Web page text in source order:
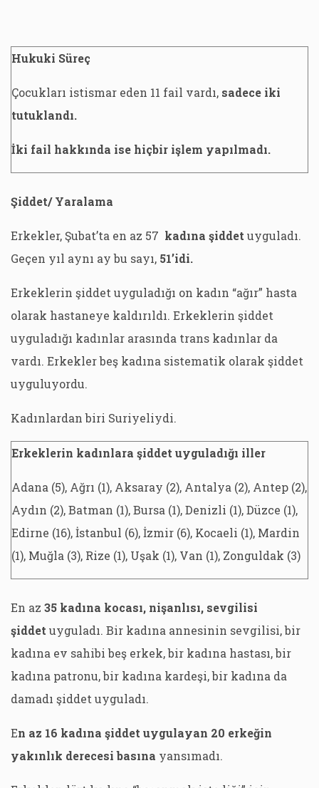
Hukuki Süreç
Çocukları istismar eden 11 fail vardı, sadece iki
tutuklandı.
İki fail hakkında ise hiçbir işlem yapılmadı.
Şiddet/ Yaralama
Erkekler, Şubat’ta en az 57 kadına şiddet uyguladı.
Geçen yıl aynı ay bu sayı, 51’idi.
Erkeklerin şiddet uyguladığı on kadın “ağır” hasta
olarak hastaneye kaldırıldı. Erkeklerin şiddet
uyguladığı kadınlar arasında trans kadınlar da
vardı. Erkekler beş kadına sistematik olarak şiddet
uyguluyordu.
Kadınlardan biri Suriyeliydi.
Erkeklerin kadınlara şiddet uyguladığı iller
Adana (5), Ağrı (1), Aksaray (2), Antalya (2), Antep (2),
Aydın (2), Batman (1), Bursa (1), Denizli (1), Düzce (1),
Edirne (16), İstanbul (6), İzmir (6), Kocaeli (1), Mardin
(1), Muğla (3), Rize (1), Uşak (1), Van (1), Zonguldak (3)
En az 35 kadına kocası, nişanlısı, sevgilisi
şiddet uyguladı. Bir kadına annesinin sevgilisi, bir
kadına ev sahibi beş erkek, bir kadına hastası, bir
kadına patronu, bir kadına kardeşi, bir kadına da
damadı şiddet uyguladı.
En az 16 kadına şiddet uygulayan 20 erkeğin
yakınlık derecesi basına yansımadı.